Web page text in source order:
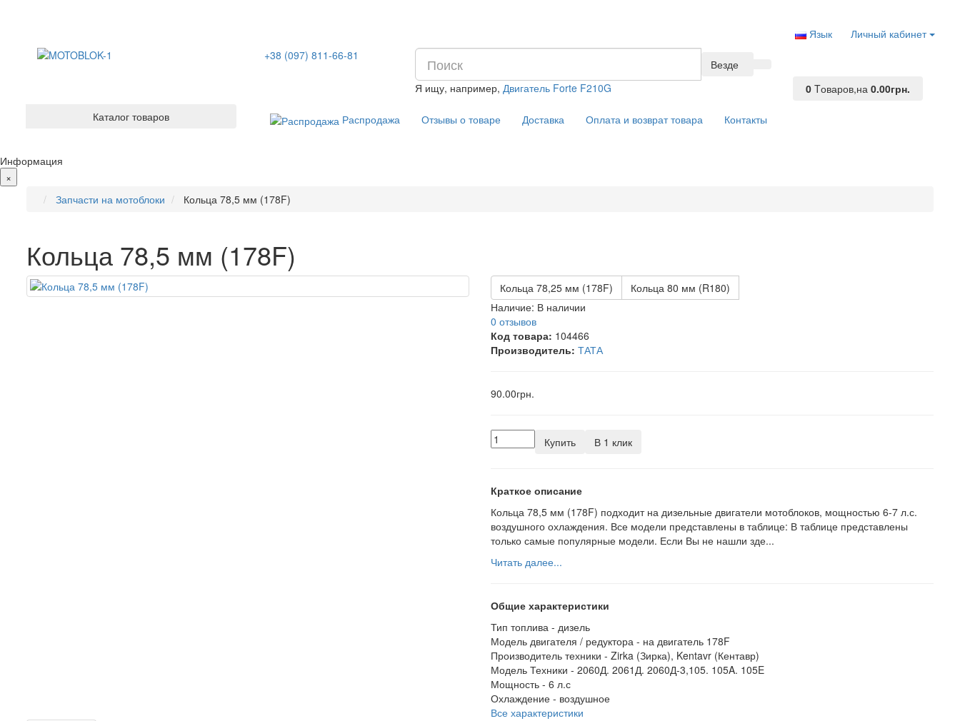
Личный кабинет
Язык
+38 (097) 811-66-81
Везде
Я ищу, например,Двигатель Forte F210G 0 Tоваров,на0.00грн.
Каталог товаров
Распродажа Отзывы о товаре Доставка Оплата и возврат товара Контакты
Информация
×
Запчасти на мотоблоки
Кольца 78,5 мм (178F)
Кольца 78,5 мм (178F)
Кольца 78,25 мм (178F)
Кольца 80 мм (R180)
Наличие: В наличии
0 отзывов
Код товара: 104466
Производитель: ТАТА
90.00грн.
Купить В 1 клик
Краткое описание
Кольца 78,5 мм (178F) подходит на дизельные двигатели мотоблоков, мощностью 6-7 л.с.
воздушного охлаждения. Все модели представлены в таблице: В таблице представлены
только самые популярные модели. Если Вы не нашли зде...
Читать далее...
Общие характеристики
Тип топлива - дизель
Модель двигателя / редуктора - на двигатель 178F
Производитель техники - Zirka (Зирка), Kentavr (Кентавр)
Модель Техники - 2060Д. 2061Д. 2060Д-3,105. 105A. 105E
Мощность - 6 л.с
Охлаждение - воздушное
Все характеристики